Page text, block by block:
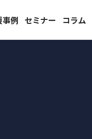
例 セミナー コラム